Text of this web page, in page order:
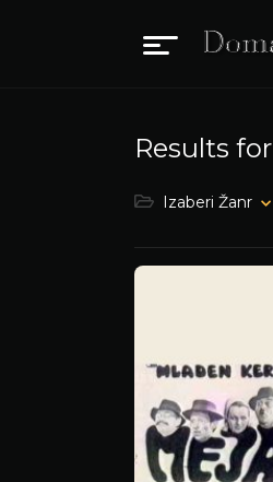
Results for
Izaberi Žanr